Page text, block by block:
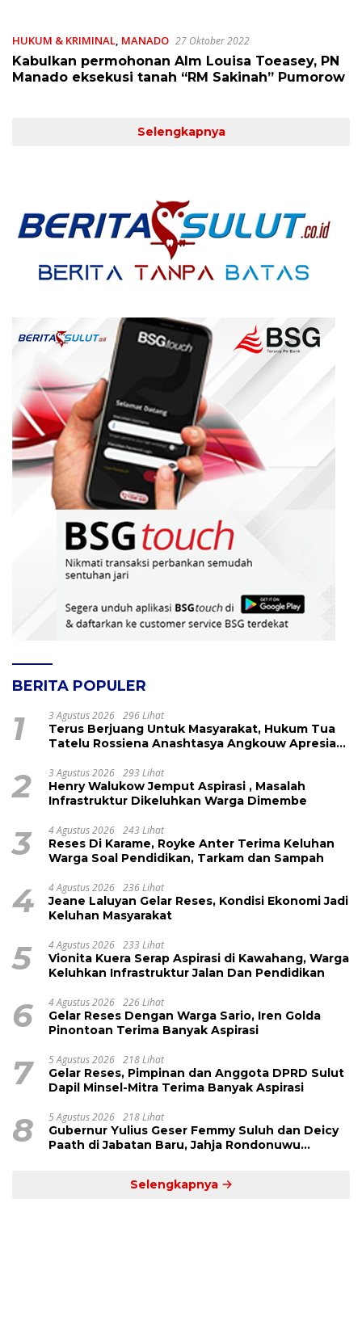
HUKUM & KRIMINAL, MANADO 27 Oktober 2022
Kabulkan permohonan Alm Louisa Toeasey, PN
Manado eksekusi tanah “RM Sakinah” Pumorow
Selengkapnya
BERITA POPULER
1 3 Agustus 2026 296 Lihat
Terus Berjuang Untuk Masyarakat, Hukum Tua
Tatelu Rossiena Anashtasya Angkouw Apresiasi
2 3 Agustus 2026 293 Lihat
Henry Walukow Jemput Aspirasi , Masalah
Infrastruktur Dikeluhkan Warga Dimembe
3 4 Agustus 2026 243 Lihat
Reses Di Karame, Royke Anter Terima Keluhan
Warga Soal Pendidikan, Tarkam dan Sampah
4 4 Agustus 2026 236 Lihat
Jeane Laluyan Gelar Reses, Kondisi Ekonomi Jadi
Keluhan Masyarakat
5 4 Agustus 2026 233 Lihat
Vionita Kuera Serap Aspirasi di Kawahang, Warga
Keluhkan Infrastruktur Jalan Dan Pendidikan
6 4 Agustus 2026 226 Lihat
Gelar Reses Dengan Warga Sario, Iren Golda
Pinontoan Terima Banyak Aspirasi
7 5 Agustus 2026 218 Lihat
Gelar Reses, Pimpinan dan Anggota DPRD Sulut
Dapil Minsel-Mitra Terima Banyak Aspirasi
8 5 Agustus 2026 218 Lihat
Gubernur Yulius Geser Femmy Suluh dan Deicy
Paath di Jabatan Baru, Jahja Rondonuwu
Selengkapnya